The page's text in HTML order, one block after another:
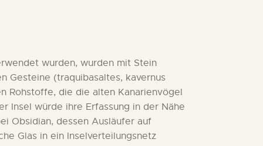
wurden, wurden mit Stein
Gesteine (traquibasaltes, kavernus
Rohstoffe, die die alten Kanarienvögel
Insel würde ihre Erfassung in der Nähe
Obsidian, dessen Ausläufer auf
Glas in ein Inselverteilungsnetz